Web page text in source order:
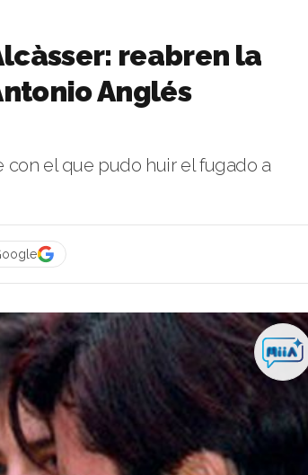
reabren la
Anglés
el que pudo huir el fugado a